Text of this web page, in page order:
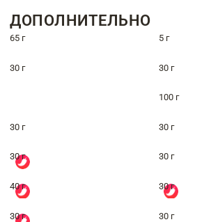
ДОПОЛНИТЕЛЬНО
65 г 5 г
30 г 30 г
100 г
30 г 30 г
30 г 30 г
40 г 30 г
30 г 30 г